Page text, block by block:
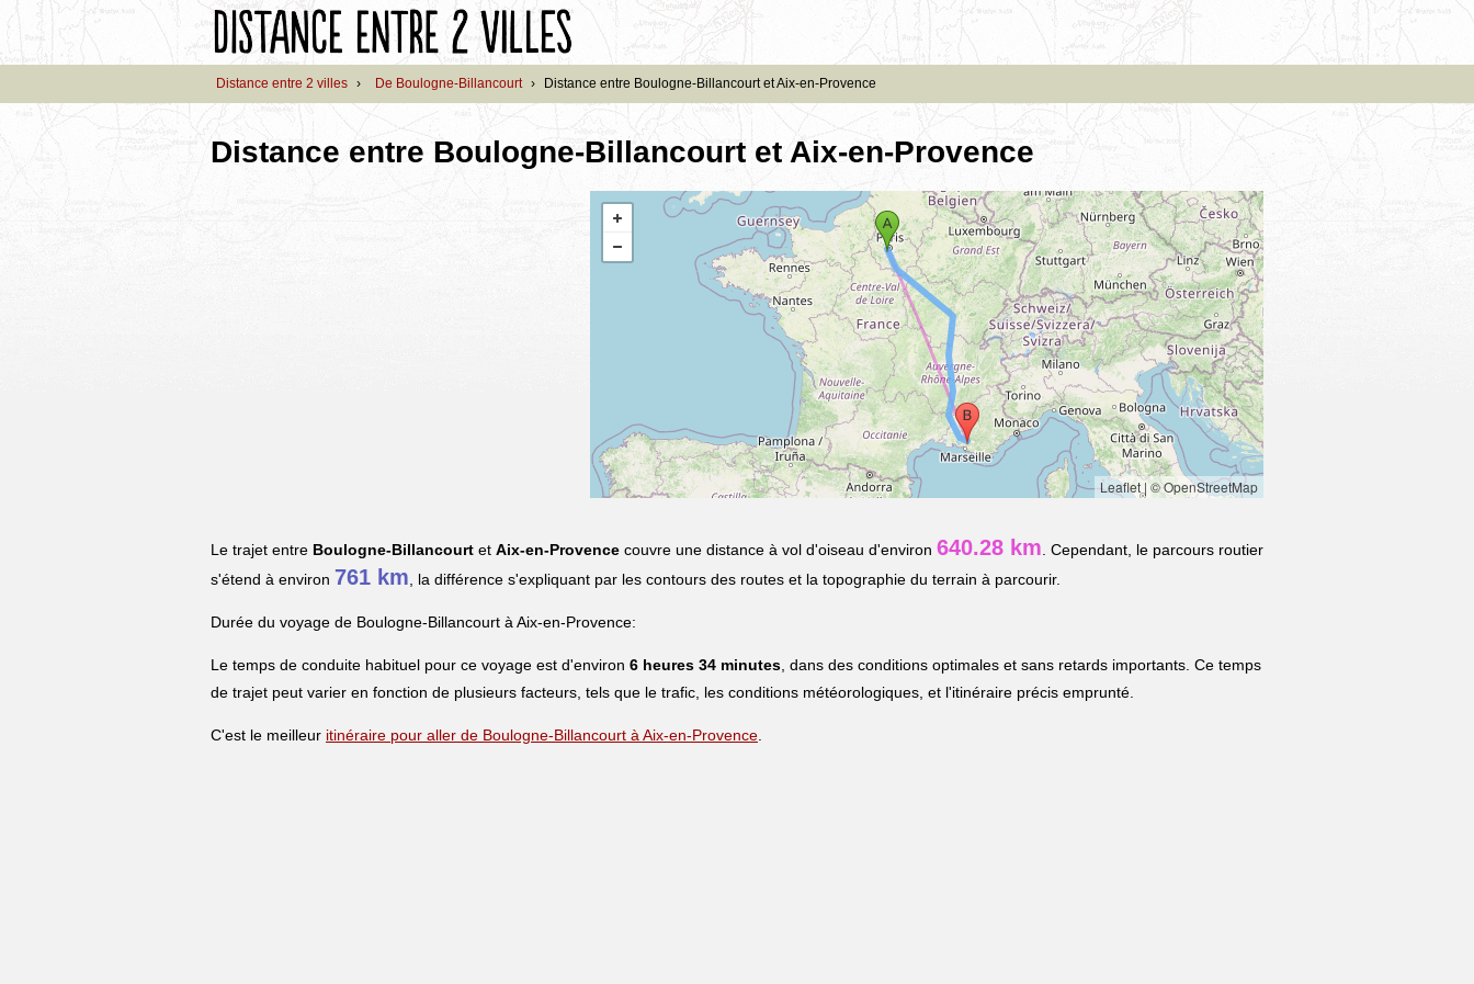
Distance entre 2 villes › De Boulogne-Billancourt › Distance entre Boulogne-Billancourt et Aix-en-Provence
Distance entre Boulogne-Billancourt et Aix-en-Provence
Leaflet|© OpenStreetMap
Le trajet entre Boulogne-Billancourt et Aix-en-Provence couvre une distance à vol d'oiseau d'environ 640.28 km . Cependant, le parcours routier
s'étend à environ 761 km , la différence s'expliquant par les contours des routes et la topographie du terrain à parcourir.
Durée du voyage de Boulogne-Billancourt à Aix-en-Provence:
Le temps de conduite habituel pour ce voyage est d'environ 6 heures 34 minutes , dans des conditions optimales et sans retards importants. Ce temps
de trajet peut varier en fonction de plusieurs facteurs, tels que le trafic, les conditions météorologiques, et l'itinéraire précis emprunté.
C'est le meilleur itinéraire pour aller de Boulogne-Billancourt à Aix-en-Provence